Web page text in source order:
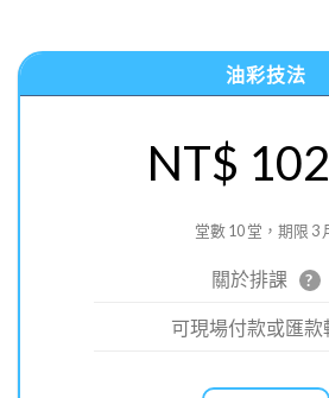
油彩技法
NT$
堂數 10 堂，期限 3
關於排課 ?
可現場付款或匯款